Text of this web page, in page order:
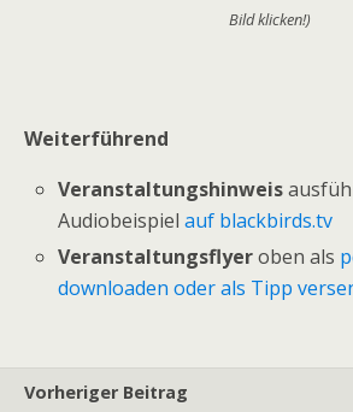
Bild klicken!)
Weiterführend
Veranstaltungshinweis
Audiobeispielauf blackbirds.tv
Veranstaltungsflyeroben als
downloaden oder als Tipp
Vorheriger Beitrag